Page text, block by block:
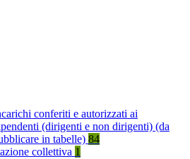
conferiti e autorizzati ai
(dirigenti e non dirigenti) (da
in tabelle) 84
collettiva 1